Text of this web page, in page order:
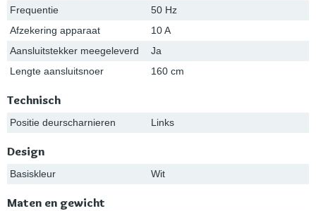
Frequentie
50 Hz
Afzekering apparaat
10 A
Aansluitstekker meegeleverd
Ja
Lengte aansluitsnoer
160 cm
Technisch
Positie deurscharnieren Links
Design
Basiskleur Wit
Maten en gewicht